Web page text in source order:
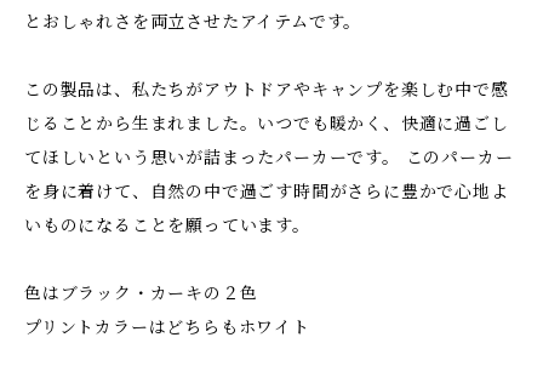
とおしゃれさを両立させたアイテムです。
この製品は、私たちがアウトドアやキャンプを楽しむ中で感
じることから生まれました。いつでも暖かく、快適に過ごし
てほしいという思いが詰まったパーカーです。 このパーカー
を身に着けて、自然の中で過ごす時間がさらに豊かで心地よ
いものになることを願っています。
色はブラック・カーキの２色
プリントカラーはどちらもホワイト